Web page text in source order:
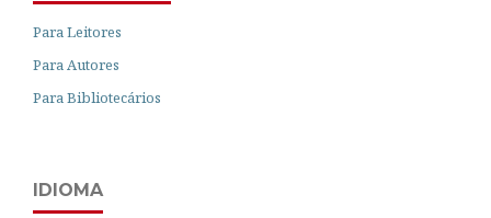
Para Leitores
Para Autores
Para Bibliotecários
IDIOMA